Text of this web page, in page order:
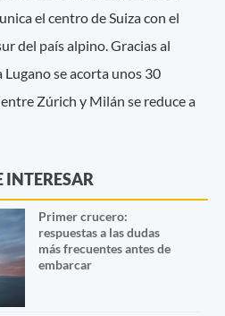
el centro de Suiza con el
del país alpino. Gracias al
se acorta unos 30
Zúrich y Milán se reduce a
INTERESAR
Primer crucero:
respuestas a las dudas
más frecuentes antes de
embarcar